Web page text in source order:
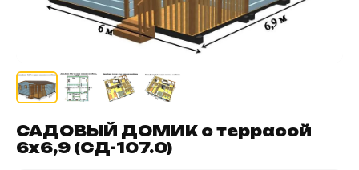
САДОВЫЙ ДОМИК с террасой
6х6,9 (СД-107.0)